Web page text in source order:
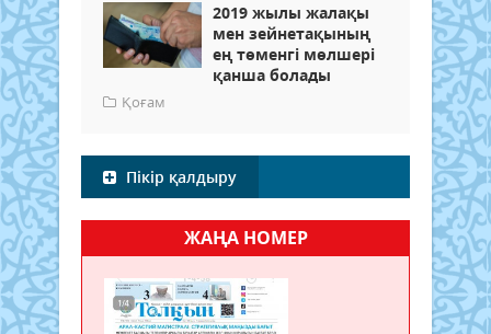
2019 жылы жалақы
мен зейнетақының
ең төменгі мөлшері
қанша болады
Қоғам
Пікір қалдыру
ЖАҢА НОМЕР